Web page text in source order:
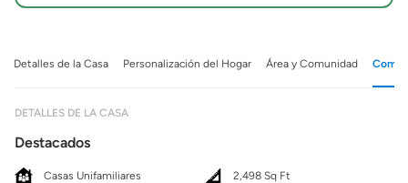
Detalles de la Casa Personalización del Hogar Área y Comunidad
DETALLES DE LA CASA
Destacados
Casas Unifamiliares 2,498 Sq Ft